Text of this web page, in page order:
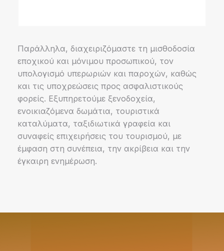
Παράλληλα, διαχειριζόμαστε τη μισθοδοσία
εποχικού και μόνιμου προσωπικού, τον
υπολογισμό υπερωριών και παροχών, καθώς
και τις υποχρεώσεις προς ασφαλιστικούς
φορείς. Εξυπηρετούμε ξενοδοχεία,
ενοικιαζόμενα δωμάτια, τουριστικά
καταλύματα, ταξιδιωτικά γραφεία και
συναφείς επιχειρήσεις του τουρισμού, με
έμφαση στη συνέπεια, την ακρίβεια και την
έγκαιρη ενημέρωση.